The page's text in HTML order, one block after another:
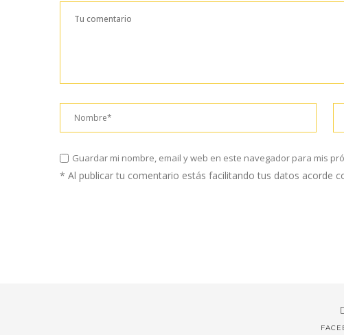
Guardar mi nombre, email y web en este navegador para mis
* Al publicar tu comentario estás facilitando tus datos acorde